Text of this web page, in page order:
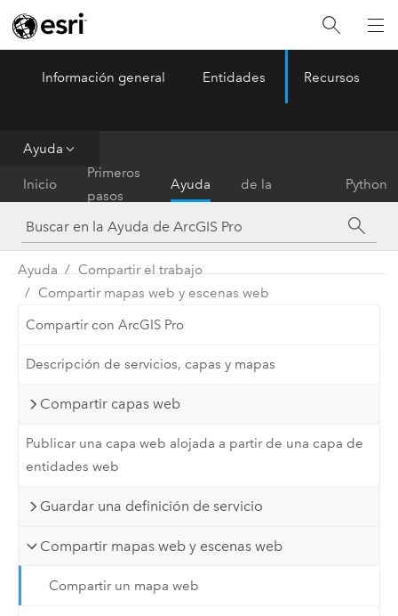
ArcGIS Pro Menu
Información general Entidades Recursos
Ayuda
Inicio
Primeros
pasos
Ayuda
de la
herramienta
Python
Ayuda
Compartir el trabajo
Compartir mapas web y escenas web
Compartir con ArcGIS Pro
Descripción de servicios, capas y mapas
Compartir capas web
Publicar una capa web alojada a partir de una capa de
entidades web
Guardar una definición de servicio
Compartir mapas web y escenas web
Compartir un mapa web